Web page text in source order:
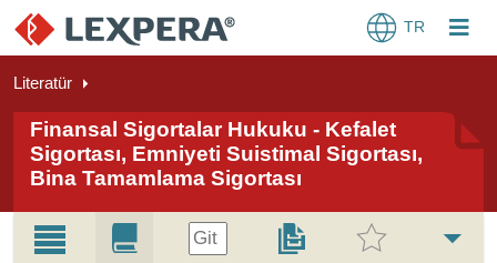
TR
Literatür
Finansal Sigortalar Hukuku - Kefalet
Sigortası, Emniyeti Suistimal Sigortası,
Bina Tamamlama Sigortası
Git